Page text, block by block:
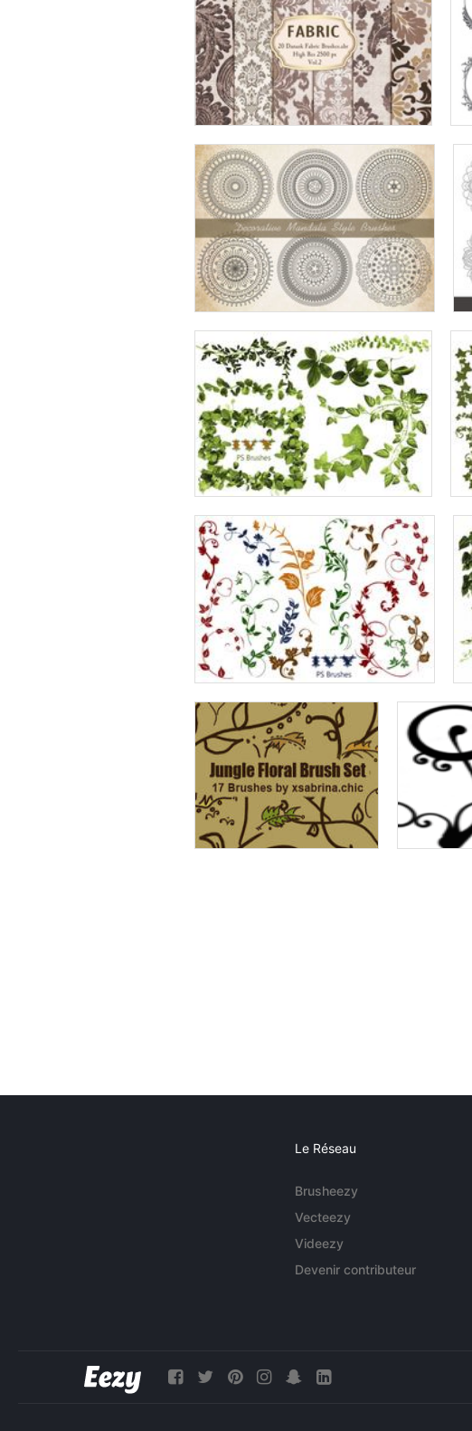
Le Réseau
Brusheezy
Vecteezy
Videezy
Devenir contributeur